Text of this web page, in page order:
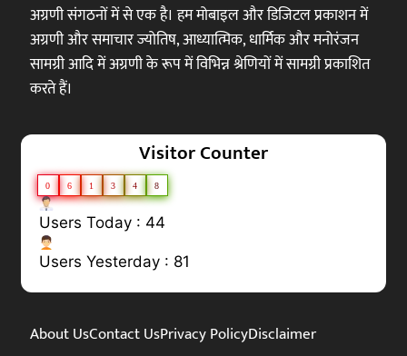
अग्रणी संगठनों में से एक है। हम मोबाइल और डिजिटल प्रकाशन में
अग्रणी और समाचार ज्योतिष, आध्यात्मिक, धार्मिक और मनोरंजन
सामग्री आदि में अग्रणी के रूप में विभिन्न श्रेणियों में सामग्री प्रकाशित
करते हैं।
Visitor Counter
0 6 1 3 4 8
Users Today : 44
Users Yesterday : 81
About UsContact UsPrivacy PolicyDisclaimer